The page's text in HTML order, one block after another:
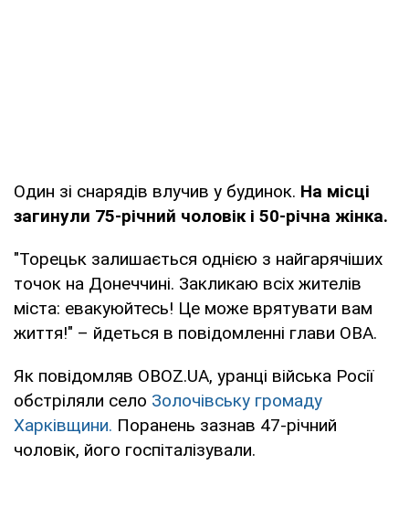
Один зі снарядів влучив у будинок. На місці
загинули 75-річний чоловік і 50-річна жінка.
"Торецьк залишається однією з найгарячіших
точок на Донеччині. Закликаю всіх жителів
міста: евакуюйтесь! Це може врятувати вам
життя!" – йдеться в повідомленні глави ОВА.
Як повідомляв OBOZ.UA, уранці війська Росії
обстріляли село Золочівську громаду
Харківщини. Поранень зазнав 47-річний
чоловік, його госпіталізували.